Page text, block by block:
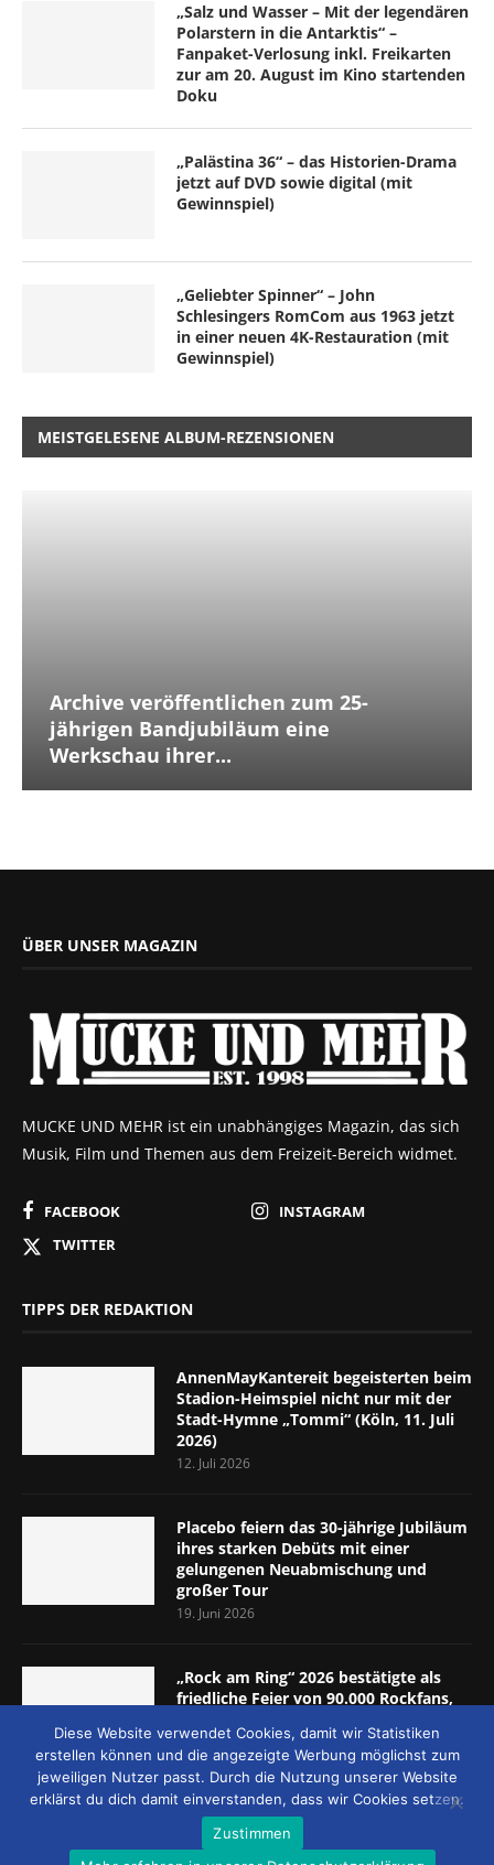
„Salz und Wasser – Mit der legendären
Polarstern in die Antarktis“ –
Fanpaket-Verlosung inkl. Freikarten
zur am 20. August im Kino startenden
Doku
„Palästina 36“ – das Historien-Drama
jetzt auf DVD sowie digital (mit
Gewinnspiel)
„Geliebter Spinner“ – John
Schlesingers RomCom aus 1963 jetzt
in einer neuen 4K-Restauration (mit
Gewinnspiel)
MEISTGELESENE ALBUM-REZENSIONEN
Archive veröffentlichen zum 25-
jährigen Bandjubiläum eine
Werkschau ihrer...
ÜBER UNSER MAGAZIN
MUCKE UND MEHR ist ein unabhängiges Magazin, das sich
Musik, Film und Themen aus dem Freizeit-Bereich widmet.
FACEBOOK
INSTAGRAM
TWITTER
TIPPS DER REDAKTION
AnnenMayKantereit begeisterten beim
Stadion-Heimspiel nicht nur mit der
Stadt-Hymne „Tommi“ (Köln, 11. Juli
2026)
12. Juli 2026
Placebo feiern das 30-jährige Jubiläum
ihres starken Debüts mit einer
gelungenen Neuabmischung und
großer Tour
19. Juni 2026
„Rock am Ring“ 2026 bestätigte als
friedliche Feier von 90.000 Rockfans,
5.-7. Juni 2026)
8. Juni 2026
Diese Website verwendet Cookies, damit wir Statistiken
erstellen können und die angezeigte Werbung möglichst zum
jeweiligen Nutzer passt. Durch die Nutzung unserer Website
erklärst du dich damit einverstanden, dass wir Cookies setzen.
Zustimmen